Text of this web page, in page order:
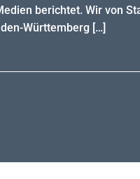
berichtet. Wir von
Württemberg […]